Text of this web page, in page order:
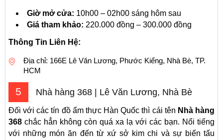
Giờ mở cửa: 10h00 – 02h00 sáng hôm sau
Giá tham khảo: 220.000 đồng – 300.000 đồng
Thông Tin Liên Hệ:
Địa chỉ: 166E Lê Văn Lương, Phước Kiểng, Nhà Bè, TP.
HCM
5 Nhà hàng 368 | Lê Văn Lương, Nhà Bè
Đối với các tín đồ ẩm thực Hàn Quốc thì cái tên Nhà hàng
368 chắc hẳn không còn quá xa lạ với các bạn. Nổi tiếng
với những món ăn đến từ xứ sở kim chi và sự biến tấu